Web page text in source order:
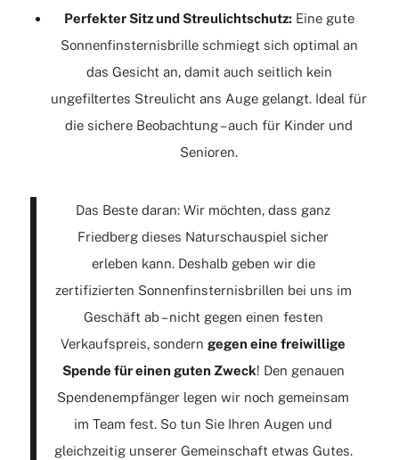
Perfekter Sitz und Streulichtschutz:Eine gute
Sonnenfinsternisbrille schmiegt sich optimal an
das Gesicht an, damit auch seitlich kein
ungefiltertes Streulicht ans Auge gelangt. Ideal für
die sichere Beobachtung – auch für Kinder und
Senioren.
Das Beste daran: Wir möchten, dass ganz
Friedberg dieses Naturschauspiel sicher
erleben kann. Deshalb geben wir die
zertifizierten Sonnenfinsternisbrillen bei uns im
Geschäft ab – nicht gegen einen festen
Verkaufspreis, sonderngegen eine freiwillige
Spende für einen guten Zweck! Den genauen
Spendenempfänger legen wir noch gemeinsam
im Team fest. So tun Sie Ihren Augen und
gleichzeitig unserer Gemeinschaft etwas Gutes.